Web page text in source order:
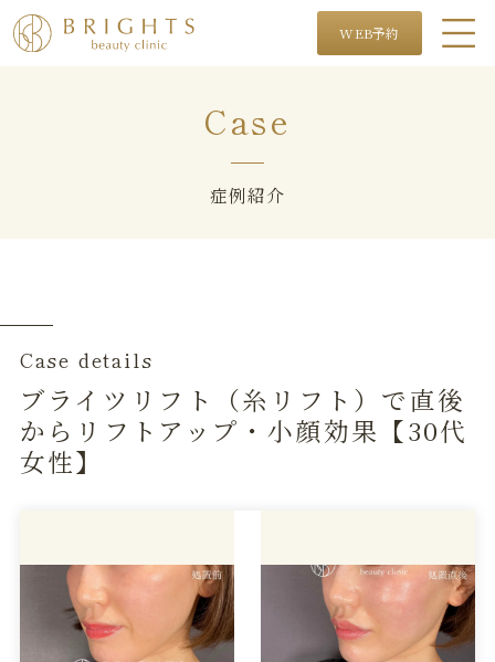
WEB予約
Case
症例紹介
Case details
ブライツリフト（糸リフト）で直後
からリフトアップ・小顔効果【30代
女性】